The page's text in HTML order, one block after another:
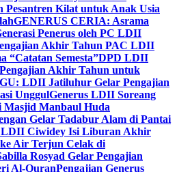
Pesantren Kilat untuk Anak Usia
GENERUS CERIA: Asrama
Penerus oleh PC LDII
Akhir Tahun PAC LDII
“Catatan Semesta”DPD LDII
Akhir Tahun untuk
LDII Jatiluhur Gelar Pengajian
UnggulGenerus LDII Soreang
Masjid Manbaul Huda
Gelar Tadabur Alam di Pantai
Ciwidey Isi Liburan Akhir
Air Terjun Celak di
Rosyad Gelar Pengajian
Al-QuranPengajian Generus